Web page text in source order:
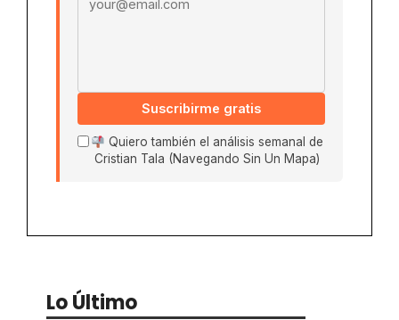
Suscribirme gratis
Quiero también el análisis semanal de
Cristian Tala (Navegando Sin Un Mapa)
Lo Último